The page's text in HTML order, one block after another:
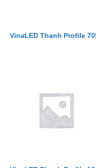
VinaLED Thanh Profile